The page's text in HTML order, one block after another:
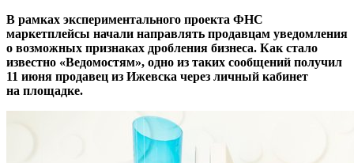
В рамках экспериментального проекта ФНС
маркетплейсы начали направлять продавцам уведомления
о возможных признаках дробления бизнеса. Как стало
известно «Ведомостям», одно из таких сообщений получил
11 июня продавец из Ижевска через личный кабинет
на площадке.